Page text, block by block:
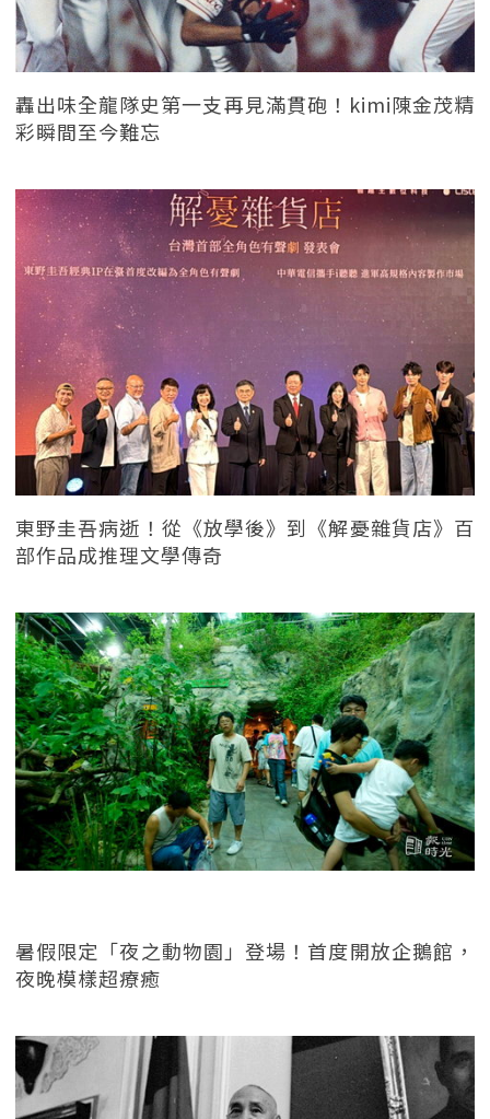
轟出味全龍隊史第一支再見滿貫砲！kimi陳金茂精
彩瞬間至今難忘
東野圭吾病逝！從《放學後》到《解憂雜貨店》百
部作品成推理文學傳奇
暑假限定「夜之動物園」登場！首度開放企鵝館，
夜晚模樣超療癒